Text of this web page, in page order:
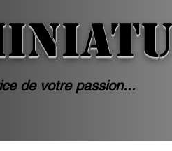
de votre passion...